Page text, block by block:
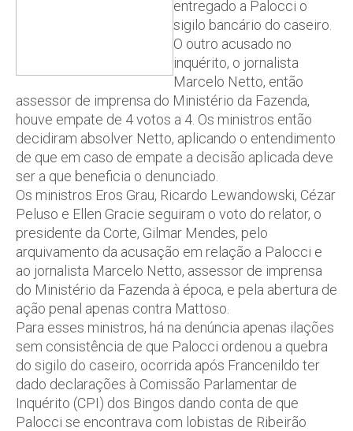
entregado a Palocci o
sigilo bancário do caseiro.
O outro acusado no
inquérito, o jornalista
Marcelo Netto, então
assessor de imprensa do Ministério da Fazenda,
houve empate de 4 votos a 4. Os ministros então
decidiram absolver Netto, aplicando o entendimento
de que em caso de empate a decisão aplicada deve
ser a que beneficia o denunciado.
Os ministros Eros Grau, Ricardo Lewandowski, Cézar
Peluso e Ellen Gracie seguiram o voto do relator, o
presidente da Corte, Gilmar Mendes, pelo
arquivamento da acusação em relação a Palocci e
ao jornalista Marcelo Netto, assessor de imprensa
do Ministério da Fazenda à época, e pela abertura de
ação penal apenas contra Mattoso.
Para esses ministros, há na denúncia apenas ilações
sem consistência de que Palocci ordenou a quebra
do sigilo do caseiro, ocorrida após Francenildo ter
dado declarações à Comissão Parlamentar de
Inquérito (CPI) dos Bingos dando conta de que
Palocci se encontrava com lobistas de Ribeirão